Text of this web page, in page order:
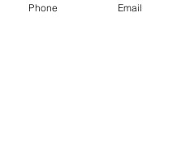
Phone Email